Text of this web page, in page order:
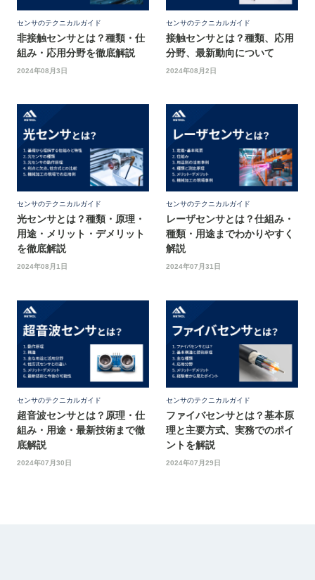
センサのテクニカルガイド
非接触センサとは？種類・仕
組み・応用分野を徹底解説
2024年08月3日
センサのテクニカルガイド
接触センサとは？種類、応用
分野、最新動向について
2024年08月2日
センサのテクニカルガイド
光センサとは？種類・原理・
用途・メリット・デメリット
を徹底解説
2024年08月1日
センサのテクニカルガイド
レーザセンサとは？仕組み・
種類・用途までわかりやすく
解説
2024年07月31日
センサのテクニカルガイド
超音波センサとは？原理・仕
組み・用途・最新技術まで徹
底解説
2024年07月30日
センサのテクニカルガイド
ファイバセンサとは？基本原
理と主要方式、実務でのポイ
ントを解説
2024年07月29日